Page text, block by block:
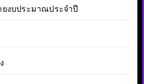
ยงบประมาณประจำปี